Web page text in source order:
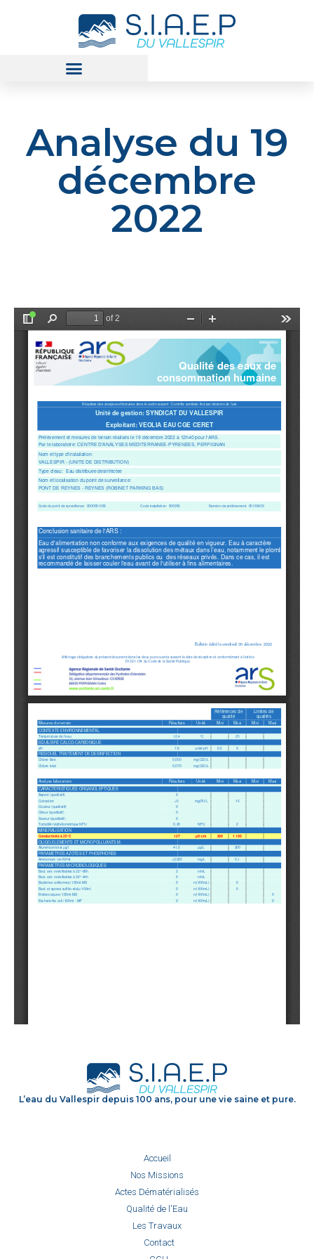
Analyse du 19
décembre
2022
L’eau du Vallespir depuis 100 ans, pour une vie saine et pure.
Accueil
Nos Missions
Actes Dématérialisés
Qualité de l'Eau
Les Travaux
Contact